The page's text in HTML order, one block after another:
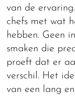
van de
chefs met wat
hebben. Geen
smaken die
proeft dat er
verschil. Het
van een lang